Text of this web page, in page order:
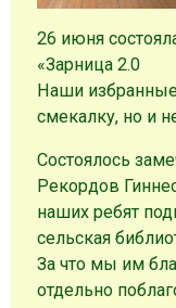
26 июня
«Зарница 2.0
Наши избранные
смекалку, но и
Состоялось
Рекордов
наших ребят
сельская
За что мы им
отдельно